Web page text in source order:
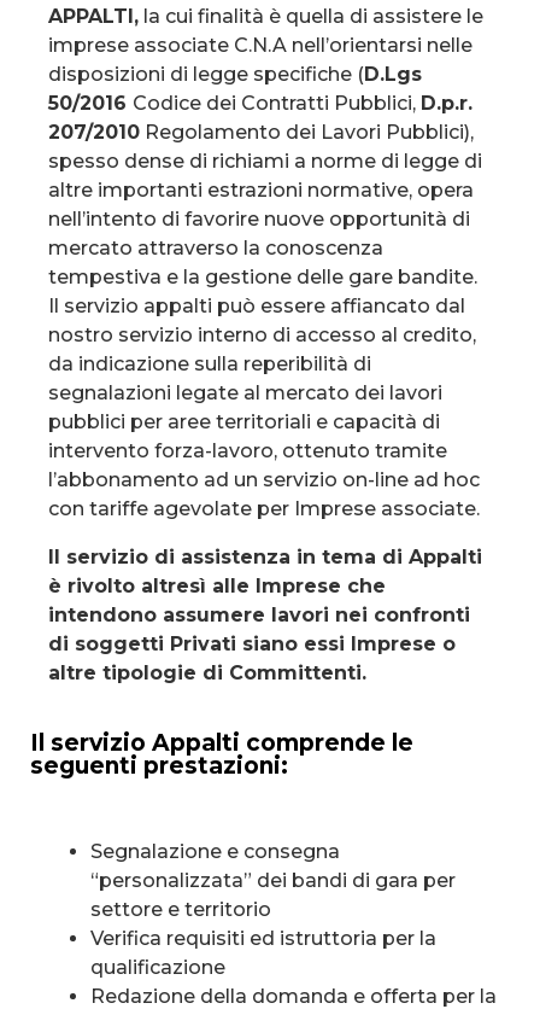
APPALTI, la cui finalità è quella di assistere le
imprese associate C.N.A nell’orientarsi nelle
disposizioni di legge specifiche (D.Lgs
50/2016 Codice dei Contratti Pubblici, D.p.r.
207/2010 Regolamento dei Lavori Pubblici),
spesso dense di richiami a norme di legge di
altre importanti estrazioni normative, opera
nell’intento di favorire nuove opportunità di
mercato attraverso la conoscenza
tempestiva e la gestione delle gare bandite.
Il servizio appalti può essere affiancato dal
nostro servizio interno di accesso al credito,
da indicazione sulla reperibilità di
segnalazioni legate al mercato dei lavori
pubblici per aree territoriali e capacità di
intervento forza-lavoro, ottenuto tramite
l’abbonamento ad un servizio on-line ad hoc
con tariffe agevolate per Imprese associate.
Il servizio di assistenza in tema di Appalti
è rivolto altresì alle Imprese che
intendono assumere lavori nei confronti
di soggetti Privati siano essi Imprese o
altre tipologie di Committenti.
Il servizio Appalti comprende le
seguenti prestazioni:
Segnalazione e consegna
“personalizzata” dei bandi di gara per
settore e territorio
Verifica requisiti ed istruttoria per la
qualificazione
Redazione della domanda e offerta per la